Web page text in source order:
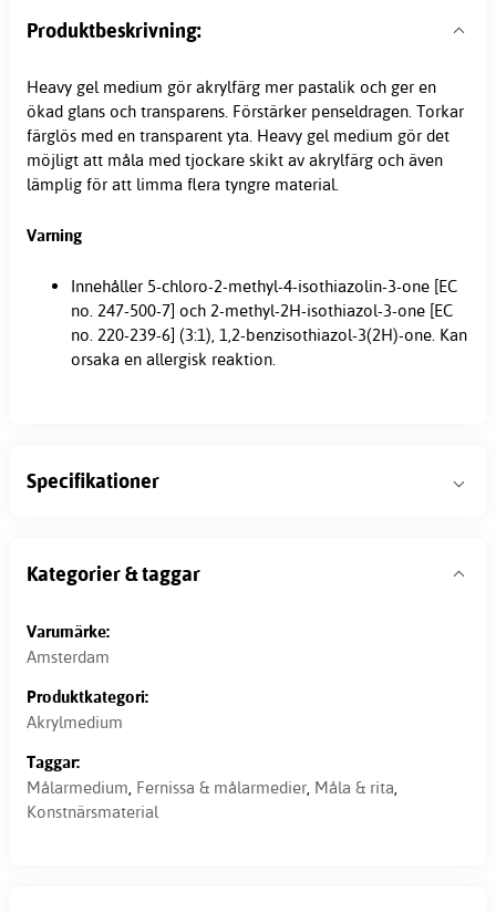
Produktbeskrivning:
Heavy gel medium gör akrylfärg mer pastalik och ger en
ökad glans och transparens. Förstärker penseldragen. Torkar
färglös med en transparent yta. Heavy gel medium gör det
möjligt att måla med tjockare skikt av akrylfärg och även
lämplig för att limma flera tyngre material.
Varning
Innehåller 5-chloro-2-methyl-4-isothiazolin-3-one [EC
no. 247-500-7] och 2-methyl-2H-isothiazol-3-one [EC
no. 220-239-6] (3:1), 1,2-benzisothiazol-3(2H)-one. Kan
orsaka en allergisk reaktion.
Specifikationer
Kategorier & taggar
Varumärke:
Amsterdam
Produktkategori:
Akrylmedium
Taggar:
Målarmedium, Fernissa & målarmedier, Måla & rita,
Konstnärsmaterial